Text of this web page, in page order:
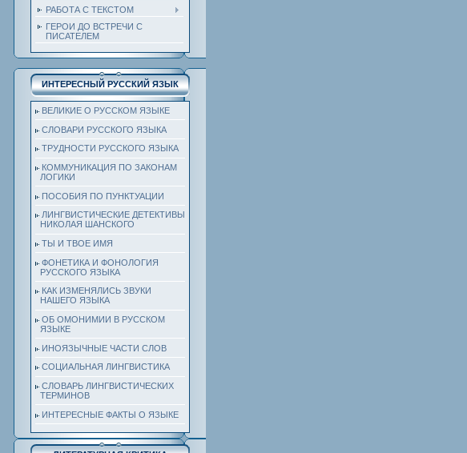
РАБОТА С ТЕКСТОМ
ГЕРОИ ДО ВСТРЕЧИ С
ПИСАТЕЛЕМ
ИНТЕРЕСНЫЙ РУССКИЙ ЯЗЫК
ВЕЛИКИЕ О РУССКОМ ЯЗЫКЕ
СЛОВАРИ РУССКОГО ЯЗЫКА
ТРУДНОСТИ РУССКОГО ЯЗЫКА
КОММУНИКАЦИЯ ПО ЗАКОНАМ
ЛОГИКИ
ПОСОБИЯ ПО ПУНКТУАЦИИ
ЛИНГВИСТИЧЕСКИЕ ДЕТЕКТИВЫ
НИКОЛАЯ ШАНСКОГО
ТЫ И ТВОЕ ИМЯ
ФОНЕТИКА И ФОНОЛОГИЯ
РУССКОГО ЯЗЫКА
КАК ИЗМЕНЯЛИСЬ ЗВУКИ
НАШЕГО ЯЗЫКА
ОБ ОМОНИМИИ В РУССКОМ
ЯЗЫКЕ
ИНОЯЗЫЧНЫЕ ЧАСТИ СЛОВ
СОЦИАЛЬНАЯ ЛИНГВИСТИКА
СЛОВАРЬ ЛИНГВИСТИЧЕСКИХ
ТЕРМИНОВ
ИНТЕРЕСНЫЕ ФАКТЫ О ЯЗЫКЕ